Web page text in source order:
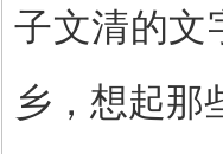
子文清的文
乡，想起那